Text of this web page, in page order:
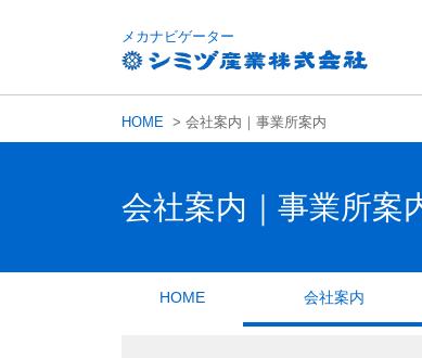
メカナビゲーター
HOME > 会社案内｜事業所案内
会社案内｜事業所案
HOME 会社案内